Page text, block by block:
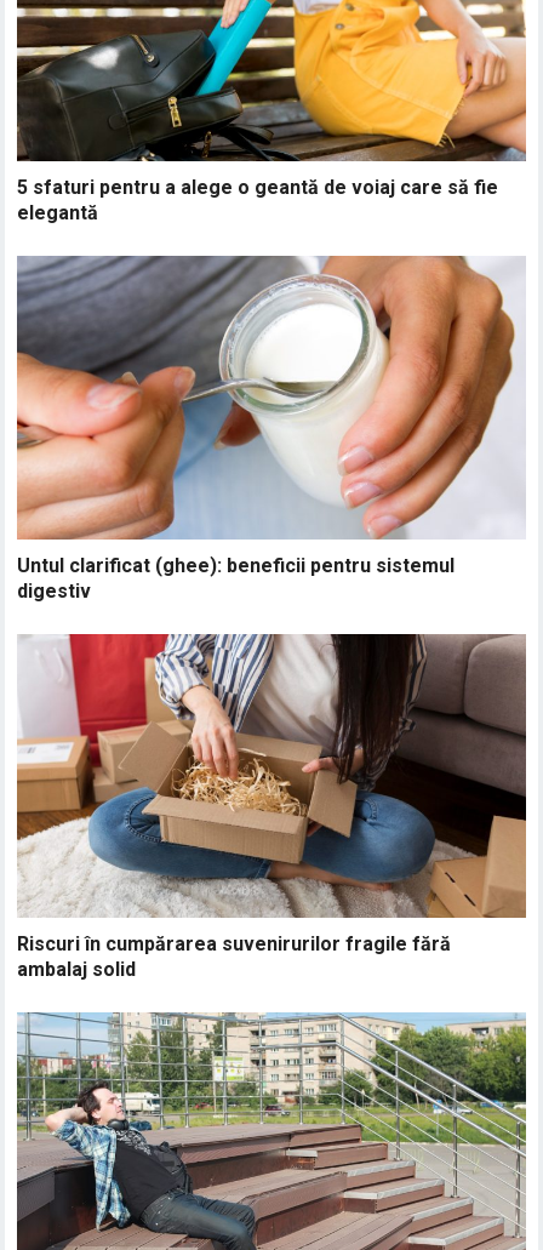
5 sfaturi pentru a alege o geantă de voiaj care să fie
elegantă
Untul clarificat (ghee): beneficii pentru sistemul
digestiv
Riscuri în cumpărarea suvenirurilor fragile fără
ambalaj solid